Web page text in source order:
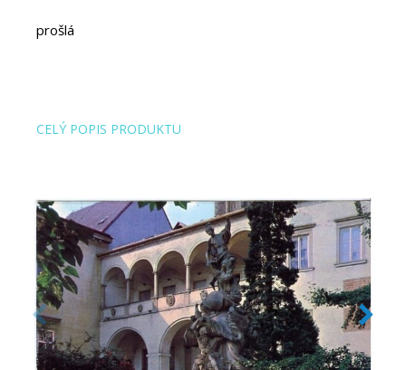
prošlá
CELÝ POPIS PRODUKTU